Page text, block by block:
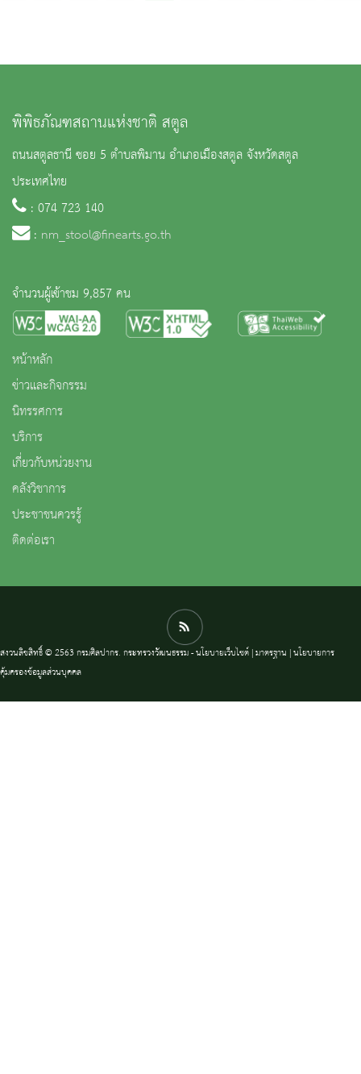
พิพิธภัณฑสถานแห่งชาติ สตูล
ถนนสตูลธานี ซอย 5 ตำบลพิมาน อำเภอเมืองสตูล จังหวัดสตูล
ประเทศไทย
: 074 723 140
: nm_stool@finearts.go.th
จำนวนผู้เข้าชม 9,857 คน
หน้าหลัก
ข่าวและกิจกรรม
นิทรรศการ
บริการ
เกี่ยวกับหน่วยงาน
คลังวิชาการ
ประชาชนควรรู้
ติดต่อเรา
สงวนลิขสิทธิ์ © 2563 กรมศิลปากร. กระทรวงวัฒนธรรม -นโยบายเว็บไซต์|มาตรฐาน |นโยบายการ
คุ้มครองข้อมูลส่วนบุคคล